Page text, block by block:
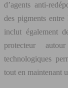
d’agents anti-
des pigments
inclut également
protecteur
technologiques
tout en maintenant